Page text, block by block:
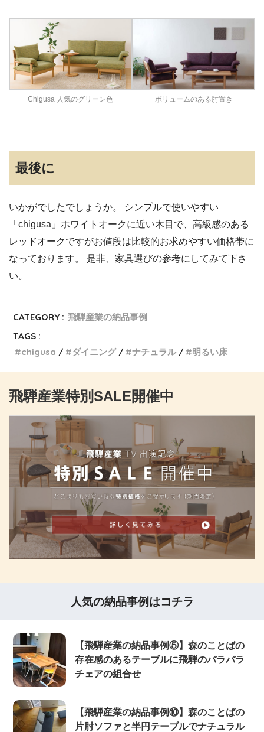
Chigusa 人気のグリーン色 ボリュームのある肘置き
最後に
いかがでしたでしょうか。 シンプルで使いやすい
「chigusa」ホワイトオークに近い木目で、高級感のある
レッドオークですがお値段は比較的お求めやすい価格帯に
なっております。 是非、家具選びの参考にしてみて下さ
い。
CATEGORY : 飛騨産業の納品事例
TAGS :
chigusa
ダイニング ナチュラル 明るい床
飛騨産業特別SALE開催中
人気の納品事例はコチラ
【飛騨産業の納品事例⑤】森のことばの
存在感のあるテーブルに飛騨のバラバラ
チェアの組合せ
【飛騨産業の納品事例⑩】森のことばの
片肘ソファと半円テーブルでナチュラル